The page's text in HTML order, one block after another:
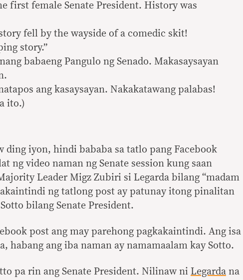
first female Senate President. History was
fell by the wayside of a comedic skit!
story.”
babaeng Pangulo ng Senado. Makasaysayan
ang kasaysayan. Nakakatawang palabas!
ito.)
ding iyon, hindi bababa sa tatlo pang Facebook
ng video naman ng Senate session kung saan
Leader Migz Zubiri si Legarda bilang “madam
ng tatlong post ay patunay itong pinalitan
bilang Senate President.
post ang may parehong pagkakaintindi. Ang isa
habang ang iba naman ay namamaalam kay Sotto.
pa rin ang Senate President. Nilinaw ni Legarda na